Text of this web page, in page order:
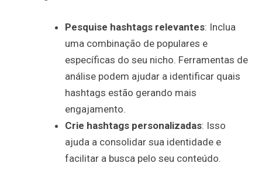
Pesquise hashtags relevantes: Inclua
uma combinação de populares e
específicas do seu nicho. Ferramentas de
análise podem ajudar a identificar quais
hashtags estão gerando mais
engajamento.
Crie hashtags personalizadas: Isso
ajuda a consolidar sua identidade e
facilitar a busca pelo seu conteúdo.